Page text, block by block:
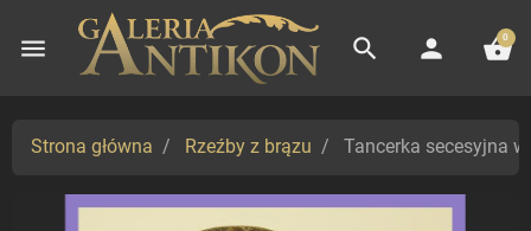
menu search person shopping_basket
0
Strona główna Rzeźby z brązu Tancerka secesyjna